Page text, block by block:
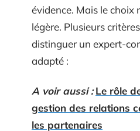
évidence. Mais le choix
légère. Plusieurs
distinguer un expert-
adapté :
A voir aussi : Le rôle
gestion des relations
les partenaires